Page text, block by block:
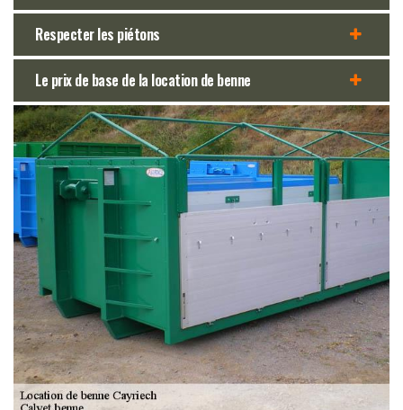
Respecter les piétons
Le prix de base de la location de benne